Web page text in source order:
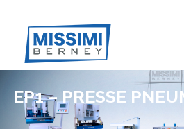
EP1 – PRESSE